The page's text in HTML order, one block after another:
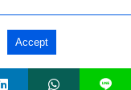
L
Accept